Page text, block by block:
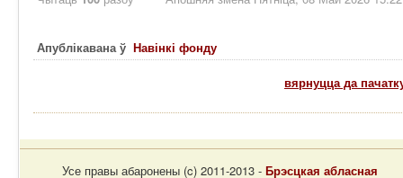
Апублікавана ў Навінкі фонду
вярнуцца да
Усе правы абаронены (c) 2011-2013 - Брэсцкая абласная